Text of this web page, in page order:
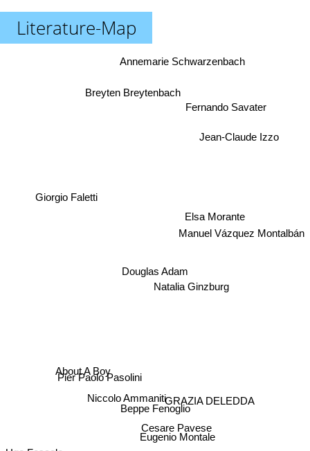
Literature-Map
Beppe Fenoglio
Cesare Pavese
Niccolo Ammaniti
Eugenio Montale
About A Boy
Natalia Ginzburg
GRAZIA DELEDDA
Pier Paolo Pasolini
Douglas Adam
Giorgio Faletti
Breyten Breytenbach
Manuel Vázquez Montalbán
Annemarie Schwarzenbach
Fernando Savater
Jean-Claude Izzo